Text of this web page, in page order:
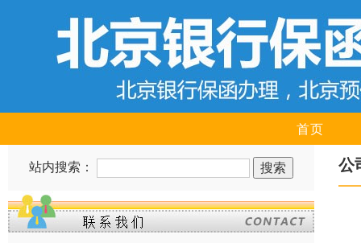
首页
站内搜索： 公